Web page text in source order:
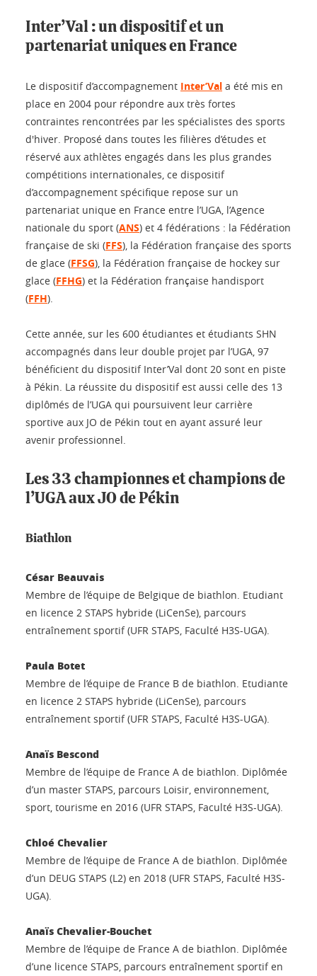
Inter’Val : un dispositif et un
partenariat uniques en France
Le dispositif d’accompagnement Inter’Val a été mis en
place en 2004 pour répondre aux très fortes
contraintes rencontrées par les spécialistes des sports
d'hiver. Proposé dans toutes les filières d’études et
réservé aux athlètes engagés dans les plus grandes
compétitions internationales, ce dispositif
d’accompagnement spécifique repose sur un
partenariat unique en France entre l’UGA, l’Agence
nationale du sport (ANS) et 4 fédérations : la Fédération
française de ski (FFS), la Fédération française des sports
de glace (FFSG), la Fédération française de hockey sur
glace (FFHG) et la Fédération française handisport
(FFH).
Cette année, sur les 600 étudiantes et étudiants SHN
accompagnés dans leur double projet par l’UGA, 97
bénéficient du dispositif Inter’Val dont 20 sont en piste
à Pékin. La réussite du dispositif est aussi celle des 13
diplômés de l’UGA qui poursuivent leur carrière
sportive aux JO de Pékin tout en ayant assuré leur
avenir professionnel.
Les 33 championnes et champions de
l’UGA aux JO de Pékin
Biathlon
César Beauvais
Membre de l’équipe de Belgique de biathlon. Etudiant
en licence 2 STAPS hybride (LiCenSe), parcours
entraînement sportif (UFR STAPS, Faculté H3S-UGA).
Paula Botet
Membre de l’équipe de France B de biathlon. Etudiante
en licence 2 STAPS hybride (LiCenSe), parcours
entraînement sportif (UFR STAPS, Faculté H3S-UGA).
Anaïs Bescond
Membre de l’équipe de France A de biathlon. Diplômée
d’un master STAPS, parcours Loisir, environnement,
sport, tourisme en 2016 (UFR STAPS, Faculté H3S-UGA).
Chloé Chevalier
Membre de l’équipe de France A de biathlon. Diplômée
d’un DEUG STAPS (L2) en 2018 (UFR STAPS, Faculté H3S-
UGA).
Anaïs Chevalier-Bouchet
Membre de l’équipe de France A de biathlon. Diplômée
d’une licence STAPS, parcours entraînement sportif en